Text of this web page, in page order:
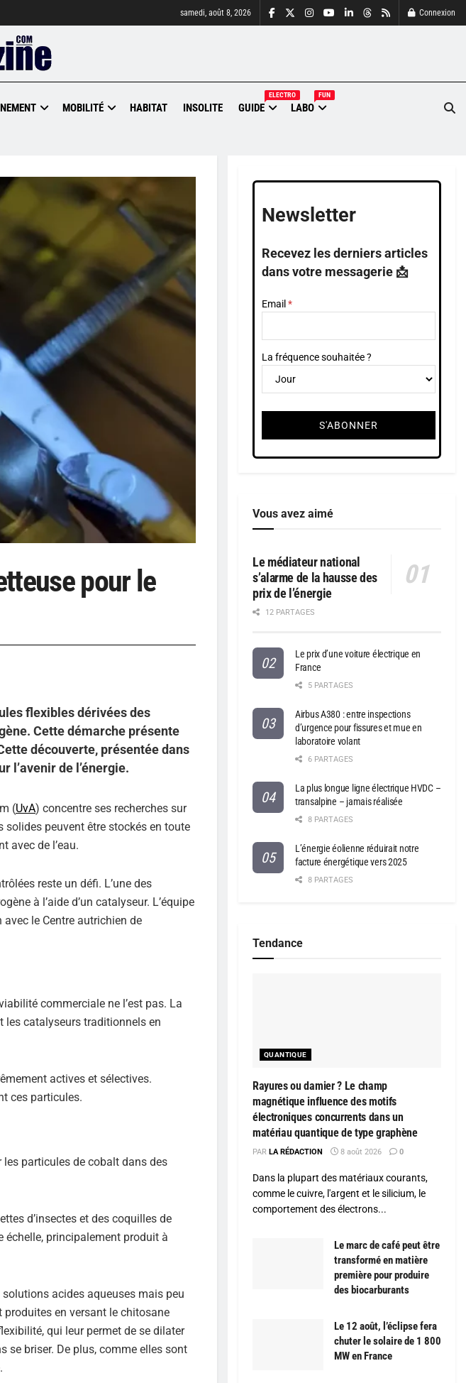
samedi, août 8, 2026 Connexion
MOBILITÉ HABITAT INSOLITE GUIDE
ELECTRO
LABO
FUN
pour le
flexibles dérivées des
Cette démarche présente
découverte, présentée dans
l’avenir de l’énergie.
(UvA) concentre ses recherches sur
solides peuvent être stockés en toute
avec de l’eau.
reste un défi. L’une des
à l’aide d’un catalyseur. L’équipe
le Centre autrichien de
commerciale ne l’est pas. La
les catalyseurs traditionnels en
actives et sélectives.
ces particules.
les particules de cobalt dans des
d’insectes et des coquilles de
échelle, principalement produit à
acides aqueuses mais peu
en versant le chitosane
qui leur permet de se dilater
se briser. De plus, comme elles sont
Newsletter
Recevez les derniers articles
dans votre messagerie 📩
Email
La fréquence souhaitée ?
Vous avez aimé
Le médiateur national
s’alarme de la hausse des
prix de l’énergie
12 PARTAGES
Le prix d’une voiture électrique en
France
5 PARTAGES
Airbus A380 : entre inspections
d’urgence pour fissures et mue en
laboratoire volant
6 PARTAGES
La plus longue ligne électrique HVDC –
transalpine – jamais réalisée
8 PARTAGES
L’énergie éolienne réduirait notre
facture énergétique vers 2025
8 PARTAGES
Tendance
QUANTIQUE
Rayures ou damier ? Le champ
magnétique influence des motifs
électroniques concurrents dans un
matériau quantique de type graphène
PAR LA RÉDACTION 8 août 2026 0
Dans la plupart des matériaux courants,
comme le cuivre, l'argent et le silicium, le
comportement des électrons...
Le marc de café peut être
transformé en matière
première pour produire
des biocarburants
Le 12 août, l’éclipse fera
chuter le solaire de 1 800
MW en France